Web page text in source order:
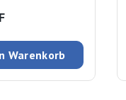
Preis:
Warenkorb